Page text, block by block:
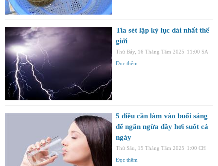
Tia sét lập kỷ lục dài nhất thế
giới
Thứ Bảy, 16 Tháng Tám 2025 11:00 SA
Đọc thêm
5 điều cần làm vào buổi sáng
để ngăn ngừa đầy hơi suốt cả
ngày
Thứ Sáu, 15 Tháng Tám 2025 1:00 CH
Đọc thêm